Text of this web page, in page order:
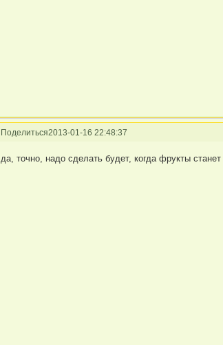
Поделиться2013-01-16 22:48:37
да, точно, надо сделать будет, когда фрукты